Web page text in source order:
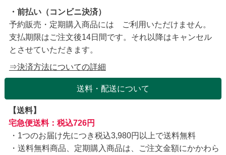
・前払い（コンビニ決済）
予約販売・定期購入商品には ご利用いただけません。
支払期限はご注文後14日間です。それ以降はキャンセル
とさせていただきます。
⇒決済方法についての詳細
送料・配送について
【送料】
宅急便送料：税込726円
1つのお届け先につき税込3,980円以上で送料無料
送料無料商品、定期購入商品は、ご注文金額にかかわら